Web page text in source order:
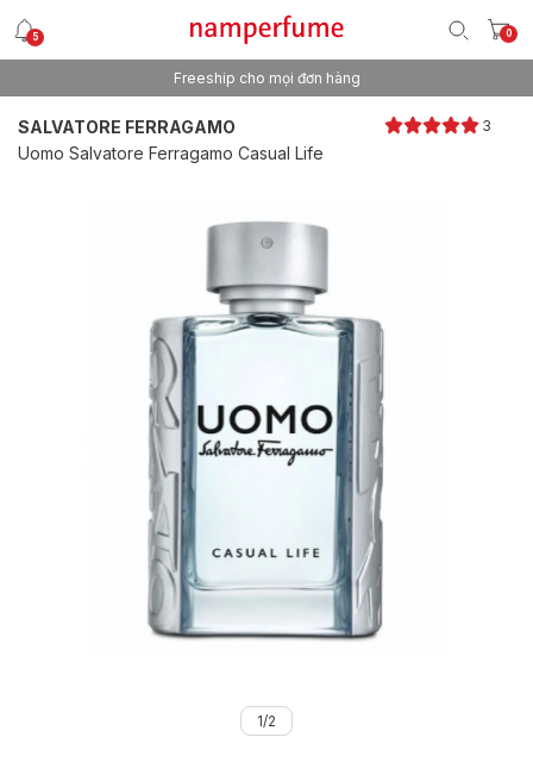
5 0
Freeship cho mọi đơn hàng
SALVATORE FERRAGAMO 3
Uomo Salvatore Ferragamo Casual Life
1/2